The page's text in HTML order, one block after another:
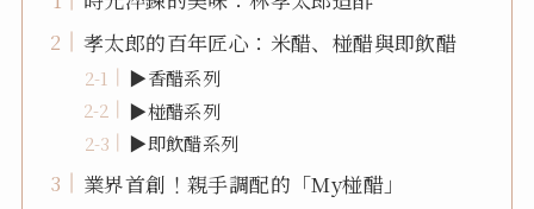
孝太郎的百年匠心：米醋、椪醋與即飲醋
▶香醋系列
▶椪醋系列
▶即飲醋系列
業界首創！親手調配的「My椪醋」